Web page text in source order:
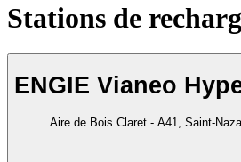
Stations de
ENGIE Vianeo
Aire de Bois Claret - A41, Saint-